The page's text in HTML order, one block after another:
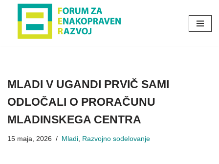
MLADI V UGANDI PRVIČ SAMI
ODLOČALI O PRORAČUNU
MLADINSKEGA CENTRA
15 maja, 2026 Mladi, Razvojno sodelovanje